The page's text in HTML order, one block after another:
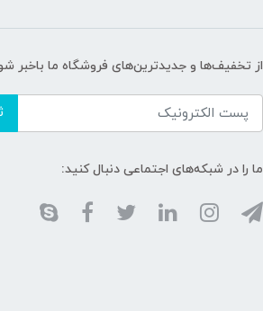
از تخفیف‌ها و جدیدترین‌های فروشگاه ما باخبر
ما را در شبکه‌های اجتماعی دنبال کنید: